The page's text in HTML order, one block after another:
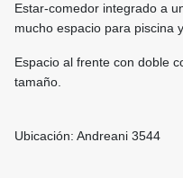
Estar-comedor integrado a
mucho espacio para piscina
Espacio al frente con doble
tamaño.
Ubicación: Andreani 3544